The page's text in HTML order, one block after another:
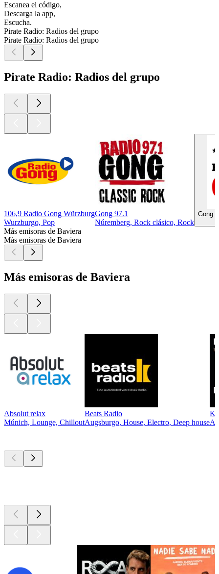
Escanea el código,
Descarga la app,
Escucha.
Pirate Radio: Radios del grupo
Pirate Radio: Radios del grupo
Pirate Radio: Radios del grupo
106,9 Radio Gong Würzburg
Wurzburgo, Pop
Gong 97.1
Núremberg, Rock clásico, Rock
Gong
Más emisoras de Baviera
Más emisoras de Baviera
Más emisoras de Baviera
Absolut relax
Múnich, Lounge, Chillout
Beats Radio
Augsburgo, House, Electro, Deep house